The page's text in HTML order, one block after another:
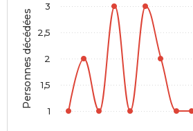
Personnes décédées
1
1,5
2
2,5
3